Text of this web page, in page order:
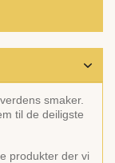
smaker.
til de deiligste
produkter der vi